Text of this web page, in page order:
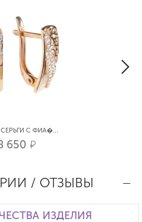
С ФИА�...
650 р.
/ ОТЗЫВЫ
ИЗДЕЛИЯ